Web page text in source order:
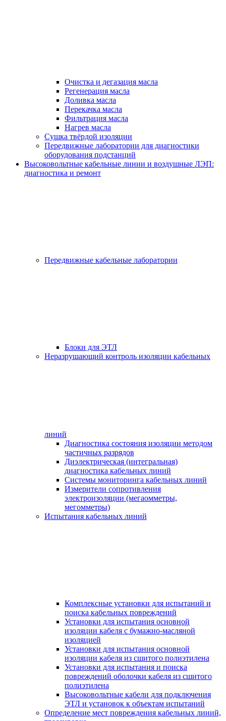
Очистка и дегазация масла
Регенерация масла
Доливка масла
Перекачка масла
Фильтрация масла
Нагрев масла
Сушка твёрдой изоляции
Передвижные лаборатории для диагностики
оборудования подстанций
Высоковольтные кабельные линии и воздушные ЛЭП:
диагностика и ремонт
Передвижные кабельные лаборатории
Блоки для ЭТЛ
Неразрушающий контроль изоляции кабельных
линий
Диагностика состояния изоляции методом
частичных разрядов
Диэлектрическая (интегральная)
диагностика кабельных линий
Системы мониторинга кабельных линий
Измерители сопротивления
электроизоляции (мегаомметры,
мегомметры)
Испытания кабельных линий
Комплексные установки для испытаний и
поиска кабельных повреждений
Установки для испытания основной
изоляции кабеля с бумажно-масляной
изоляцией
Установки для испытания основной
изоляции кабеля из сшитого полиэтилена
Установки для испытания и поиска
повреждений оболочки кабеля из сшитого
полиэтилена
Высоковольтные кабели для подключения
ЭТЛ и установок к объектам испытаний
Определение мест повреждения кабельных линий,